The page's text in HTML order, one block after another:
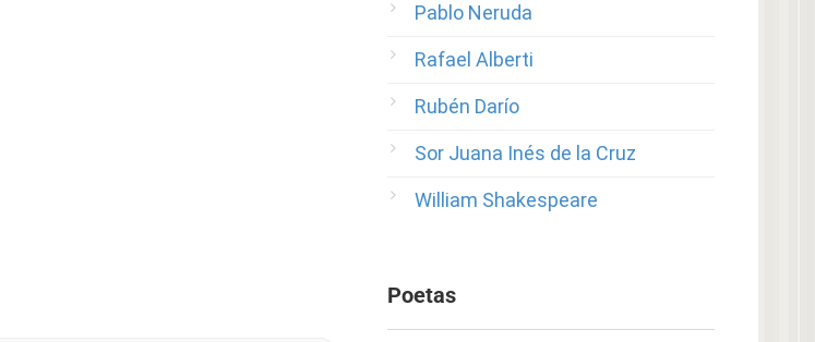
Pablo Neruda
Rafael Alberti
Rubén Darío
Sor Juana Inés de la Cruz
William Shakespeare
Poetas